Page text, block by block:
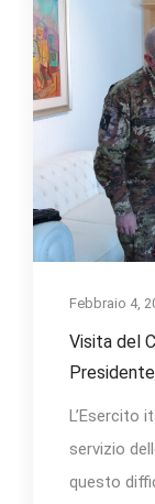
Febbraio 4,
Visita del
L’Esercito
servizio
questo